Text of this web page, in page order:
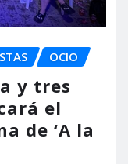
OCIO
y tres
el
de ‘A la